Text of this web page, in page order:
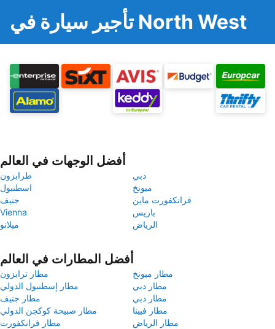
تأجير سيارة في North West
أفضل الوجهات في العالم
طرابزون
دبي
اسطنبول
ميونخ
جنيف
فرانكفورت ماين
Vienna
باريس
ميلانو
الرياض
أفضل المطارات في العالم
مطار ترابزون
مطار ميونخ
مطار إسطنبول الدولي
مطار دبي
مطار جنيف
مطار دبي
مطار صبيحة كوكجن الدولي
مطار فيينا
مطار فرانكفورت
مطار الرياض